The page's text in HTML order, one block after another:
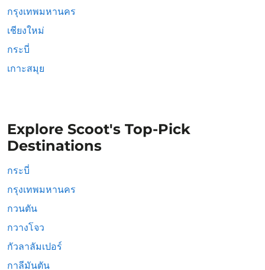
กรุงเทพมหานคร
เชียงใหม่
กระบี่
เกาะสมุย
Explore Scoot's Top-Pick
Destinations
กระบี่
กรุงเทพมหานคร
กวนตัน
กวางโจว
กัวลาลัมเปอร์
กาลีมันตัน